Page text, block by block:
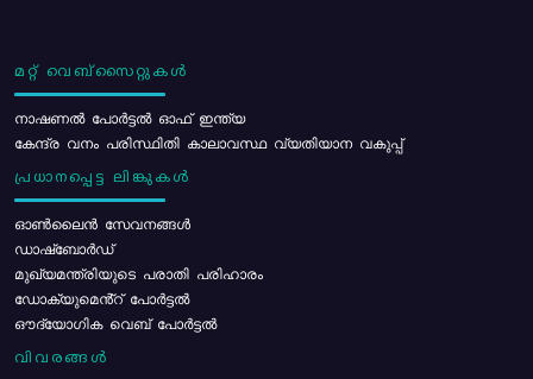
മറ്റ് വെബ്സൈറ്റുകൾ
നാഷണൽ പോർട്ടൽ ഓഫ് ഇന്ത്യ
കേന്ദ്ര വനം പരിസ്ഥിതി കാലാവസ്ഥ വ്യതിയാന വകുപ്പ്
പ്രധാനപ്പെട്ട ലിങ്കുകൾ
ഓൺലൈൻ സേവനങ്ങൾ
ഡാഷ്ബോർഡ്
മുഖ്യമന്ത്രിയുടെ പരാതി പരിഹാരം
ഡോക്യുമെൻ്റ് പോർട്ടൽ
ഔദ്യോഗിക വെബ് പോർട്ടൽ
വിവരങ്ങൾ